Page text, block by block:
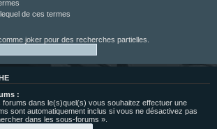
de ces termes
joker pour des recherches partielles.
:
forums dans le(s)quel(s) vous souhaitez effectuer une
sont automatiquement inclus si vous ne désactivez pas
dans les sous-forums ».